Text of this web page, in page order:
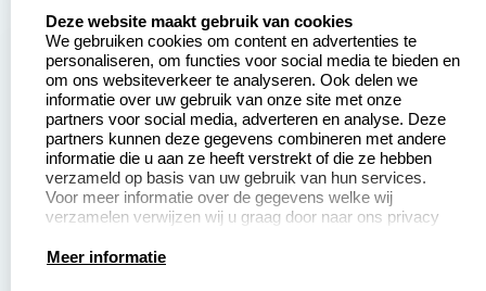
Aanvraag op maat
Betaling &
Verzending
Wederverkoper
worden
Sale
Contact opnemen
Veel gestelde vragen
Retourneren
Herroepingsrecht
Productinformatie:
Deze website maakt gebruik van cookies
We gebruiken cookies om content en advertenties te
personaliseren, om functies voor social media te bieden en
om ons websiteverkeer te analyseren. Ook delen we
informatie over uw gebruik van onze site met onze
partners voor social media, adverteren en analyse. Deze
partners kunnen deze gegevens combineren met andere
informatie die u aan ze heeft verstrekt of die ze hebben
verzameld op basis van uw gebruik van hun services.
Voor meer informatie over de gegevens welke wij
verzamelen verwijzen wij u graag door naar ons privacy
Meer informatie